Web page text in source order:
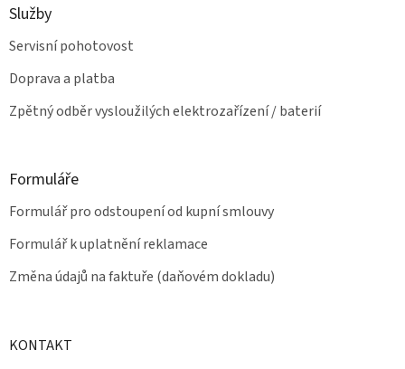
Služby
Servisní pohotovost
Doprava a platba
Zpětný odběr vysloužilých elektrozařízení / baterií
Formuláře
Formulář pro odstoupení od kupní smlouvy
Formulář k uplatnění reklamace
Změna údajů na faktuře (daňovém dokladu)
KONTAKT